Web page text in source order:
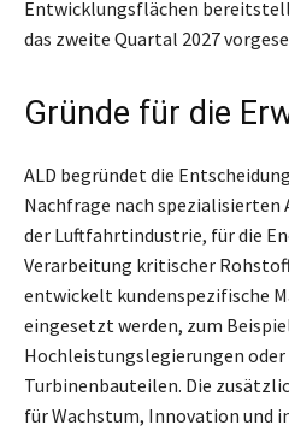
Entwicklungsflächen
das zweite Quartal 2027
Gründe für die
ALD begründet die
Nachfrage nach spezialisierten
der Luftfahrtindustrie, für die
Verarbeitung kritischer
entwickelt kundenspezifische
eingesetzt werden, zum
Hochleistungslegierungen
Turbinenbauteilen. Die
für Wachstum, Innovation und